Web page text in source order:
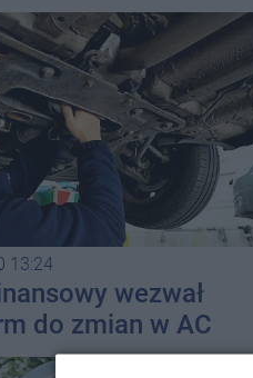
13:24
wezwał
do zmian w AC